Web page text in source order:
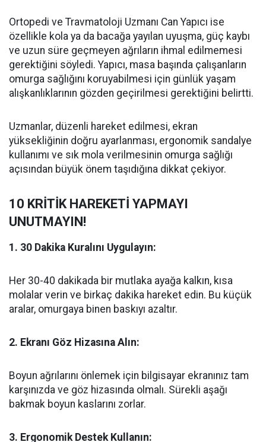
Ortopedi ve Travmatoloji Uzmanı Can Yapıcı ise
özellikle kola ya da bacağa yayılan uyuşma, güç kaybı
ve uzun süre geçmeyen ağrıların ihmal edilmemesi
gerektiğini söyledi. Yapıcı, masa başında çalışanların
omurga sağlığını koruyabilmesi için günlük yaşam
alışkanlıklarının gözden geçirilmesi gerektiğini belirtti.
Uzmanlar, düzenli hareket edilmesi, ekran
yüksekliğinin doğru ayarlanması, ergonomik sandalye
kullanımı ve sık mola verilmesinin omurga sağlığı
açısından büyük önem taşıdığına dikkat çekiyor.
10 KRİTİK HAREKETİ YAPMAYI
UNUTMAYIN!
1. 30 Dakika Kuralını Uygulayın:
Her 30-40 dakikada bir mutlaka ayağa kalkın, kısa
molalar verin ve birkaç dakika hareket edin. Bu küçük
aralar, omurgaya binen baskıyı azaltır.
2. Ekranı Göz Hizasına Alın:
Boyun ağrılarını önlemek için bilgisayar ekranınız tam
karşınızda ve göz hizasında olmalı. Sürekli aşağı
bakmak boyun kaslarını zorlar.
3. Ergonomik Destek Kullanın: